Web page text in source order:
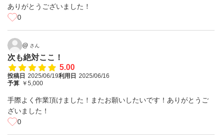
ありがとうございました！
0
@ さん
次も絶対ここ！
5.00
投稿日 2025/06/19利用日 2025/06/16
予算 ￥5,000
手際よく作業頂けました！またお願いしたいです！ありがとうご
ざいました！
0